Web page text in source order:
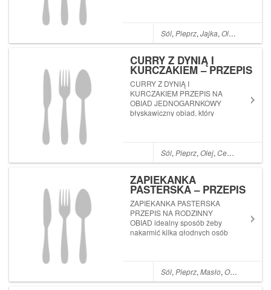
Sól,Pieprz,Jajka,Olej ,
CURRY Z DYNIĄ I
KURCZAKIEM – PRZEPIS
NA OBIAD
JEDNOGARNKOWY
CURRY Z DYNIĄ I
KURCZAKIEM PRZEPIS NA
OBIAD JEDNOGARNKOWY
błyskawiczny obiad, który
OBIAD JEDNOGARNKOWY
Składniki: 500 g piersi z
Sól,Pieprz,Olej,Cebula
ZAPIEKANKA
PASTERSKA – PRZEPIS
NA RODZINNY OBIAD
ZAPIEKANKA PASTERSKA
PRZEPIS NA RODZINNY
OBIAD idealny sposób żeby
nakarmić kilka głodnych osób
Sól,Pieprz,Masło,Olej